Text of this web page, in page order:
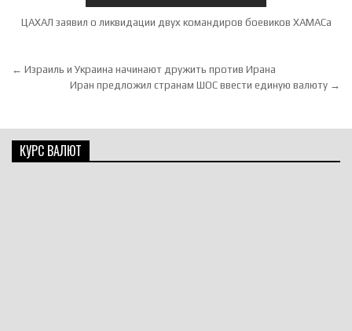
ЦАХАЛ заявил о ликвидации двух командиров боевиков ХАМАСа
Навигация по записям
← Израиль и Украина начинают дружить против Ирана
Иран предложил странам ШОС ввести единую валюту →
КУРС ВАЛЮТ